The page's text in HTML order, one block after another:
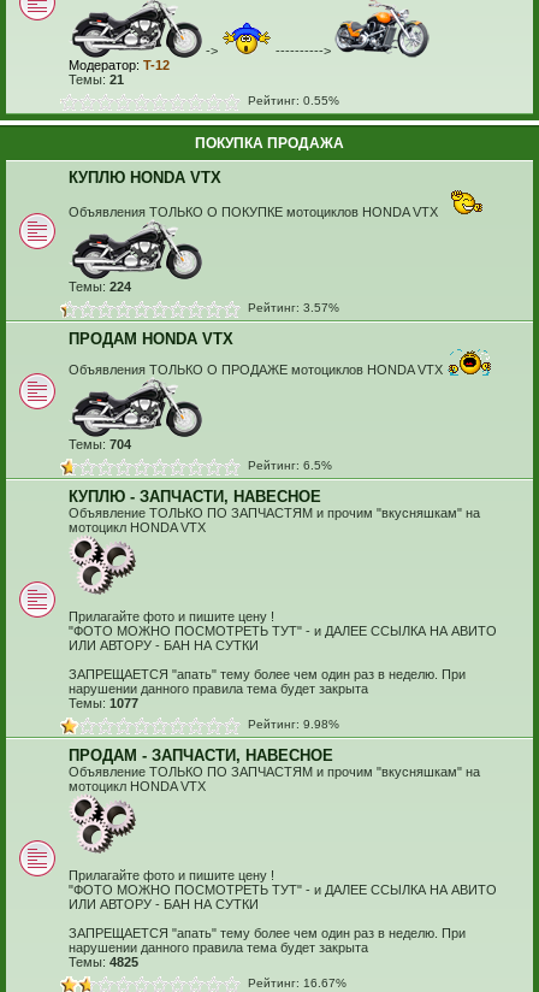
->
---------->
Модератор: T-12
Темы: 21
Рейтинг: 0.55%
ПОКУПКА ПРОДАЖА
КУПЛЮ HONDA VTX
Объявления ТОЛЬКО О ПОКУПКЕ мотоциклов HONDA VTX
Темы: 224
Рейтинг: 3.57%
ПРОДАМ HONDA VTX
Объявления ТОЛЬКО О ПРОДАЖЕ мотоциклов HONDA VTX
Темы: 704
Рейтинг: 6.5%
КУПЛЮ - ЗАПЧАСТИ, НАВЕСНОЕ
Объявление ТОЛЬКО ПО ЗАПЧАСТЯМ и прочим "вкусняшкам" на
мотоцикл HONDA VTX
Прилагайте фото и пишите цену !
"ФОТО МОЖНО ПОСМОТРЕТЬ ТУТ" - и ДАЛЕЕ ССЫЛКА НА АВИТО
ИЛИ АВТОРУ - БАН НА СУТКИ
ЗАПРЕЩАЕТСЯ "апать" тему более чем один раз в неделю. При
нарушении данного правила тема будет закрыта
Темы: 1077
Рейтинг: 9.98%
ПРОДАМ - ЗАПЧАСТИ, НАВЕСНОЕ
Объявление ТОЛЬКО ПО ЗАПЧАСТЯМ и прочим "вкусняшкам" на
мотоцикл HONDA VTX
Прилагайте фото и пишите цену !
"ФОТО МОЖНО ПОСМОТРЕТЬ ТУТ" - и ДАЛЕЕ ССЫЛКА НА АВИТО
ИЛИ АВТОРУ - БАН НА СУТКИ
ЗАПРЕЩАЕТСЯ "апать" тему более чем один раз в неделю. При
нарушении данного правила тема будет закрыта
Темы: 4825
Рейтинг: 16.67%